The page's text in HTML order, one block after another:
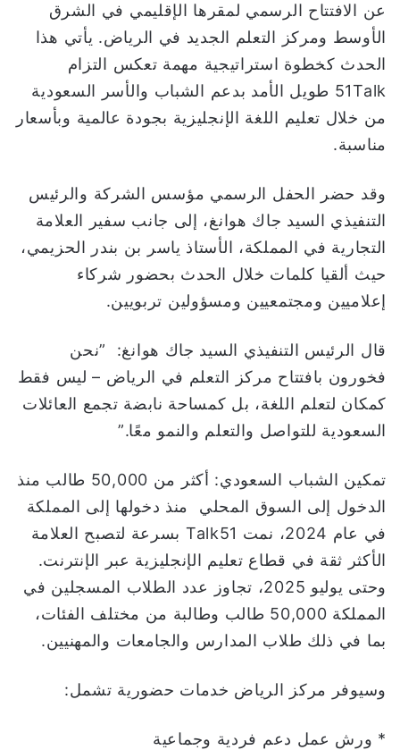
عن الافتتاح الرسمي لمقرها الإقليمي في الشرق
الأوسط ومركز التعلم الجديد في الرياض. يأتي هذا
الحدث كخطوة استراتيجية مهمة تعكس التزام
51Talk طويل الأمد بدعم الشباب والأسر السعودية
من خلال تعليم اللغة الإنجليزية بجودة عالمية وبأسعار
مناسبة.
وقد حضر الحفل الرسمي مؤسس الشركة والرئيس
التنفيذي السيد جاك هوانغ، إلى جانب سفير العلامة
التجارية في المملكة، الأستاذ ياسر بن بندر الحزيمي،
حيث ألقيا كلمات خلال الحدث بحضور شركاء
إعلاميين ومجتمعيين ومسؤولين تربويين.
قال الرئيس التنفيذي السيد جاك هوانغ: ”نحن
فخورون بافتتاح مركز التعلم في الرياض – ليس فقط
كمكان لتعلم اللغة، بل كمساحة نابضة تجمع العائلات
السعودية للتواصل والتعلم والنمو معًا.”
تمكين الشباب السعودي: أكثر من 50,000 طالب منذ
الدخول إلى السوق المحلي منذ دخولها إلى المملكة
في عام 2024، نمت Talk51 بسرعة لتصبح العلامة
الأكثر ثقة في قطاع تعليم الإنجليزية عبر الإنترنت.
وحتى يوليو 2025، تجاوز عدد الطلاب المسجلين في
المملكة 50,000 طالب وطالبة من مختلف الفئات،
بما في ذلك طلاب المدارس والجامعات والمهنيين.
وسيوفر مركز الرياض خدمات حضورية تشمل:
* ورش عمل دعم فردية وجماعية